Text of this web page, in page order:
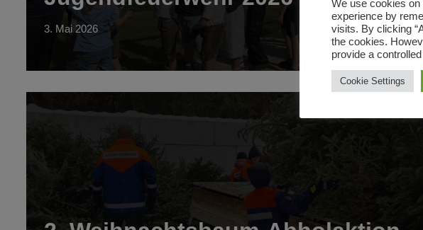
3. Mai 2026
We use cookies
experience by
visits. By clicking
the cookies.
provide a
Cookie Settings